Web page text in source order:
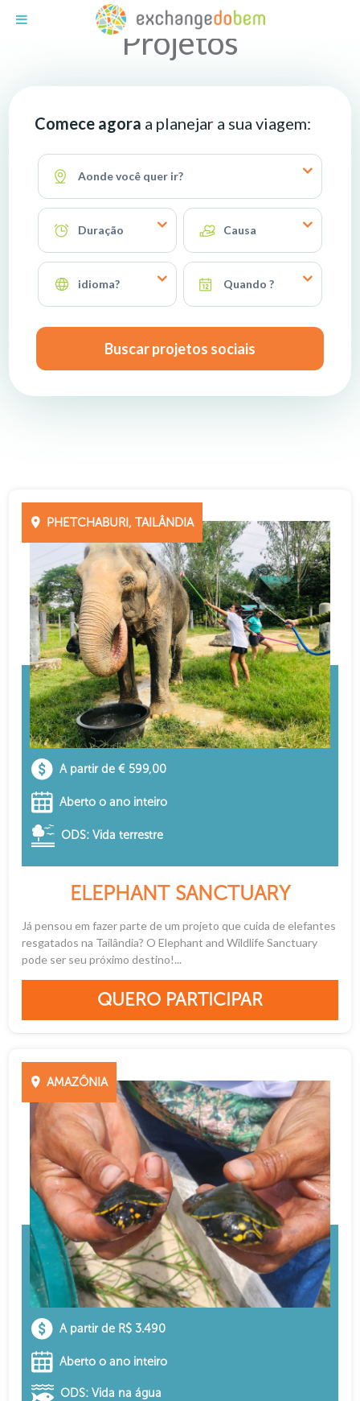
Projetos
Comece agora a planejar a sua viagem:
Aonde você quer ir?
Duração Causa
idioma? Quando ?
Buscar projetos sociais
PHETCHABURI, TAILÂNDIA
A partir de € 599,00
Aberto o ano inteiro
ODS: Vida terrestre
ELEPHANT SANCTUARY
Já pensou em fazer parte de um projeto que cuida de elefantes
resgatados na Tailândia? O Elephant and Wildlife Sanctuary
pode ser seu próximo destino!...
QUERO PARTICIPAR
AMAZÔNIA
A partir de R$ 3.490
Aberto o ano inteiro
ODS: Vida na água
Exchange do Bem